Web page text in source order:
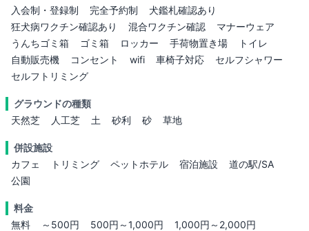
入会制・登録制
完全予約制
犬鑑札確認あり
狂犬病ワクチン確認あり
混合ワクチン確認
マナーウェア
うんちゴミ箱
ゴミ箱 ロッカー 手荷物置き場
トイレ
自動販売機
コンセント wifi 車椅子対応
セルフシャワー
セルフトリミング
グラウンドの種類
天然芝
人工芝 土 砂利 砂 草地
併設施設
カフェ
トリミング ペットホテル 宿泊施設
道の駅/SA
公園
料金
無料
～500円 500円～1,000円
1,000円～2,000円